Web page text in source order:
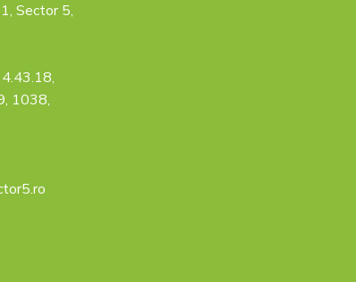
Sector 5,
1038,